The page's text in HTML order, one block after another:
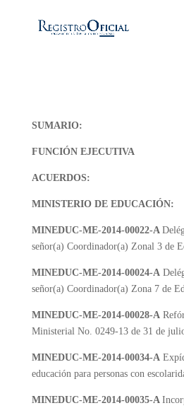
SUMARIO:
FUNCIÓN EJECUTIVA
ACUERDOS:
MINISTERIO DE EDUCACIÓN:
MINEDUC-ME-2014-00022-A
señor(a) Coordinador(a) Zonal 3 de
MINEDUC-ME-2014-00024-A
señor(a) Coordinador(a) Zona 7 de
MINEDUC-ME-2014-00028-A
Ministerial No. 0249-13 de 31 de
MINEDUC-ME-2014-00034-A
educación para personas con
MINEDUC-ME-2014-00035-A